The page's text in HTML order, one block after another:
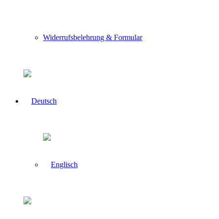
Widerrufsbelehrung & Formular
Pop up schließen